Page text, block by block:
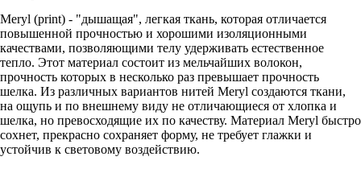
Meryl (print) - "дышащая", легкая ткань, которая отличается
повышенной прочностью и хорошими изоляционными
качествами, позволяющими телу удерживать естественное
тепло. Этот материал состоит из мельчайших волокон,
прочность которых в несколько раз превышает прочность
шелка. Из различных вариантов нитей Meryl создаются ткани,
на ощупь и по внешнему виду не отличающиеся от хлопка и
шелка, но превосходящие их по качеству. Материал Meryl быстро
сохнет, прекрасно сохраняет форму, не требует глажки и
устойчив к световому воздействию.